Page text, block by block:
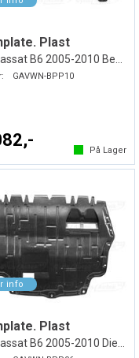
Plast
GAVWN-BPP10
På Lager
Plast